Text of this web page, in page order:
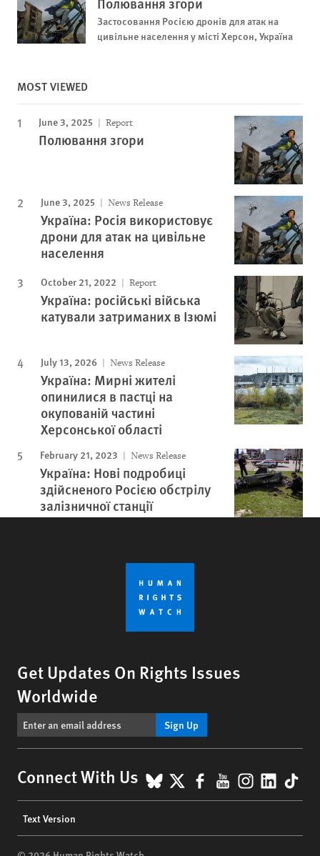
Застосовання Росією дронів для атак на
цивільне населення у місті Херсон, Україна
MOST VIEWED
June 3, 2025 Report
Полювання згори
June 3, 2025 News Release
Україна: Росія використовує
дрони для атак на цивільне
населення
October 21, 2022 Report
Україна: російські війська
катували затриманих в Ізюмі
July 13, 2026 News Release
Україна: Мирні жителі
опинилися в пастці на
окупованій частині
Херсонської області
February 21, 2023 News Release
Україна: Нові подробиці
здійсненого Росією обстрілу
залізничної станції
Get Updates On Rights Issues
Worldwide
Sign Up
Connect With Us BlueSky
X Facebook
YouTube
menu
Text Version